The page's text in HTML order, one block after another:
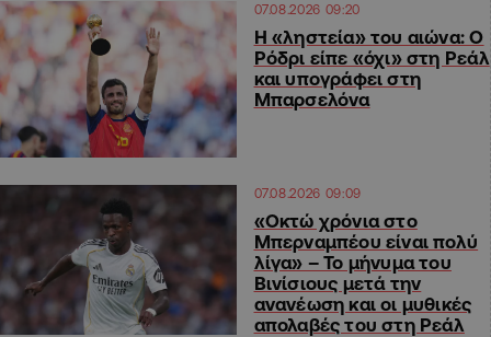
07.08.2026 09:20
Η «ληστεία» του αιώνα: Ο
Ρόδρι είπε «όχι» στη Ρεάλ
και υπογράφει στη
Μπαρσελόνα
07.08.2026 09:09
«Οκτώ χρόνια στο
Μπερναμπέου είναι πολύ
λίγα» – Το μήνυμα του
Βινίσιους μετά την
ανανέωση και οι μυθικές
απολαβές του στη Ρεάλ